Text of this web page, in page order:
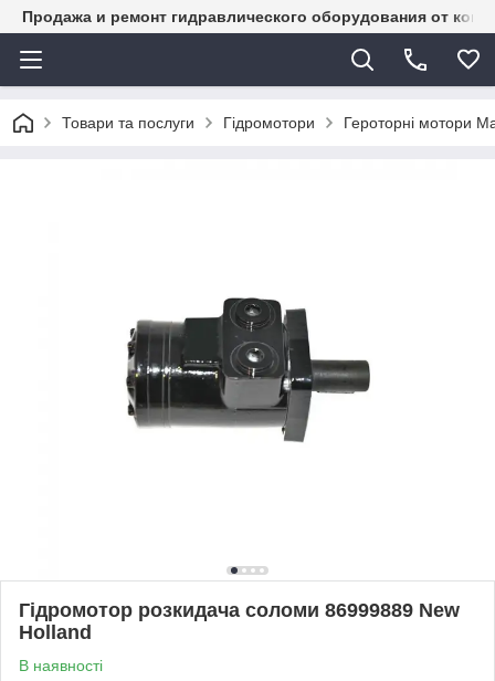
Продажа и ремонт гидравлического оборудования от
Товари та послуги Гідромотори Героторні мотори
Гідромотор розкидача соломи 86999889 New
Holland
В наявності